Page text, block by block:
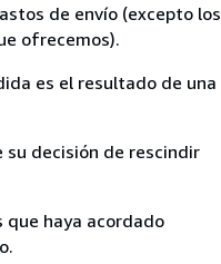
de envío (excepto los
ofrecemos).
es el resultado de una
su decisión de rescindir
haya acordado